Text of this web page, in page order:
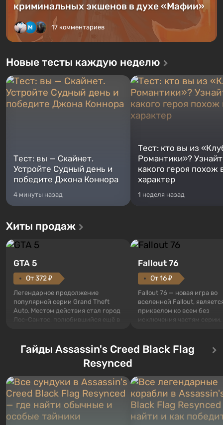
криминальных экшенов в духе «Мафии»
17 комментариев
Новые тесты каждую неделю
Тест: вы — Скайнет.
Устройте Судный день и
победите Джона Коннора
4 минуты назад
Тест: кто вы из
Романтики»?
какого героя похож
характер
1 неделя назад
Хиты продаж
GTA 5
От 372 ₽
Легендарное продолжение
популярной серии Grand Theft
Auto. Местом действия стал город
Лос-Сантос, полюбившийся ещё в
сразу трех персонажей: Майкла,
Тревора и Франклина, между
Жанр и...
Fallout 76
От 16 ₽
Fallout 76 — новая игра во
вселенной Fallout,
приквелом ко всем без
исключения частям серии.
Оно же, по задумке
Vault-Tec, должно
Место действия Fallout...
Гайды Assassin's Creed Black Flag
Resynced